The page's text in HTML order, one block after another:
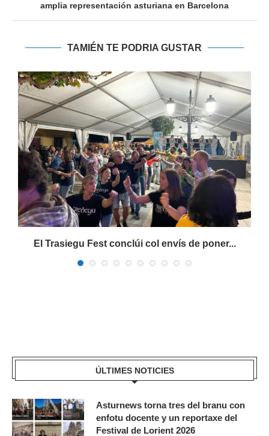
amplia representación asturiana en Barcelona
TAMIÉN TE PODRIA GUSTAR
El Trasiegu Fest conclúi col envís de poner...
ÚLTIMES NOTICIES
Asturnews torna tres del branu con
enfotu docente y un reportaxe del
Festival de Lorient 2026